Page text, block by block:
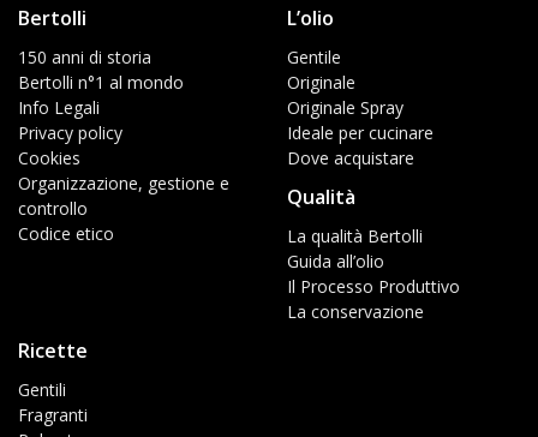
Bertolli
150 anni di storia
Bertolli n°1 al mondo
Info Legali
Privacy policy
Cookies
Organizzazione, gestione e
controllo
Codice etico
L’olio
Gentile
Originale
Originale Spray
Ideale per cucinare
Dove acquistare
Qualità
La qualità Bertolli
Guida all’olio
Il Processo Produttivo
La conservazione
Ricette
Gentili
Fragranti